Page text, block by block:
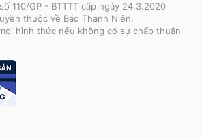
110/GP - BTTTT cấp ngày 24.3.2020
thuộc về Báo Thanh Niên.
hình thức nếu không có sự chấp thuận